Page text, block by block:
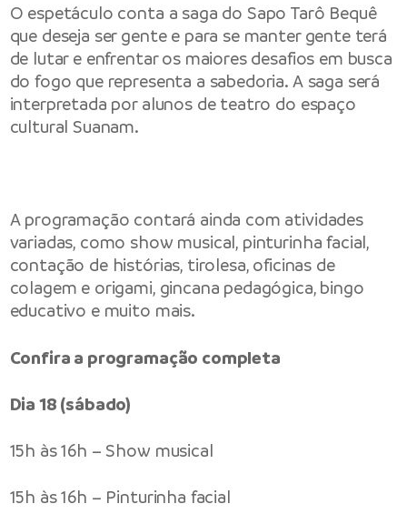
O espetáculo conta a saga do Sapo Tarô Bequê
que deseja ser gente e para se manter gente terá
de lutar e enfrentar os maiores desafios em busca
do fogo que representa a sabedoria. A saga será
interpretada por alunos de teatro do espaço
cultural Suanam.
A programação contará ainda com atividades
variadas, como show musical, pinturinha facial,
contação de histórias, tirolesa, oficinas de
colagem e origami, gincana pedagógica, bingo
educativo e muito mais.
Confira a programação completa
Dia 18 (sábado)
15h às 16h – Show musical
15h às 16h – Pinturinha facial